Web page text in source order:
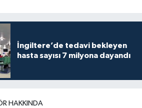
İngiltere’de tedavi bekleyen
hasta sayısı 7 milyona dayandı
HAKKINDA